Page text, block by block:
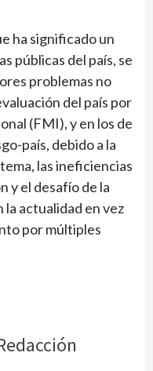
ha significado un
públicas del país, se
problemas no
del país por
(FMI), y en los de
país, debido a la
las ineficiencias
y el desafío de la
la actualidad en vez
por múltiples